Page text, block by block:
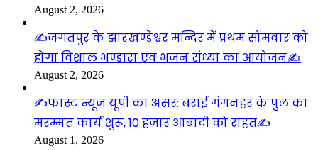
August 2, 2026
✍️जगतपुर के झारखण्डेश्वर मन्दिर में प्रथम सोमवार को
होगा विशाल भण्डारा एवं भजन संध्या का आयोजन✍️
August 2, 2026
✍️फास्ट न्यूज यूपी का असर: बराई गंगनहर के पुल का
मरम्मत कार्य शुरू, 10 हजार आबादी को राहत✍️
August 1, 2026